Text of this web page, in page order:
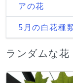
アの花
5月の白花種
ランダムな花